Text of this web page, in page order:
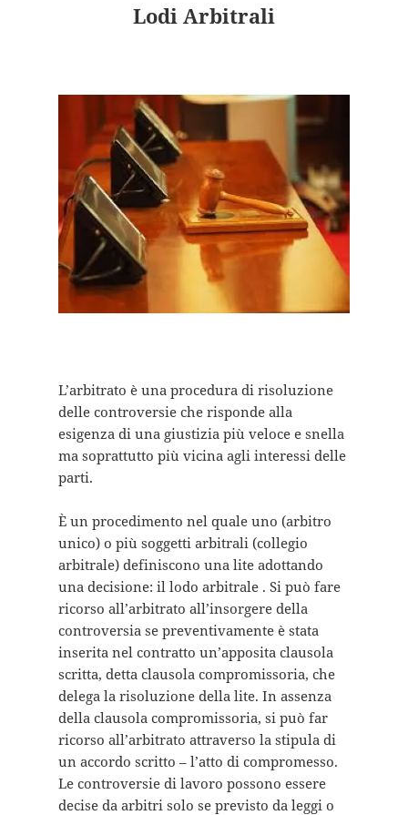
Lodi Arbitrali
L’arbitrato è una procedura di risoluzione
delle controversie che risponde alla
esigenza di una giustizia più veloce e snella
ma soprattutto più vicina agli interessi delle
parti.
È un procedimento nel quale uno (arbitro
unico) o più soggetti arbitrali (collegio
arbitrale) definiscono una lite adottando
una decisione: il lodo arbitrale . Si può fare
ricorso all’arbitrato all’insorgere della
controversia se preventivamente è stata
inserita nel contratto un’apposita clausola
scritta, detta clausola compromissoria, che
delega la risoluzione della lite. In assenza
della clausola compromissoria, si può far
ricorso all’arbitrato attraverso la stipula di
un accordo scritto – l’atto di compromesso.
Le controversie di lavoro possono essere
decise da arbitri solo se previsto da leggi o